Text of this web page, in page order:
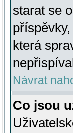
starat se
která
Návrat
Co jsou